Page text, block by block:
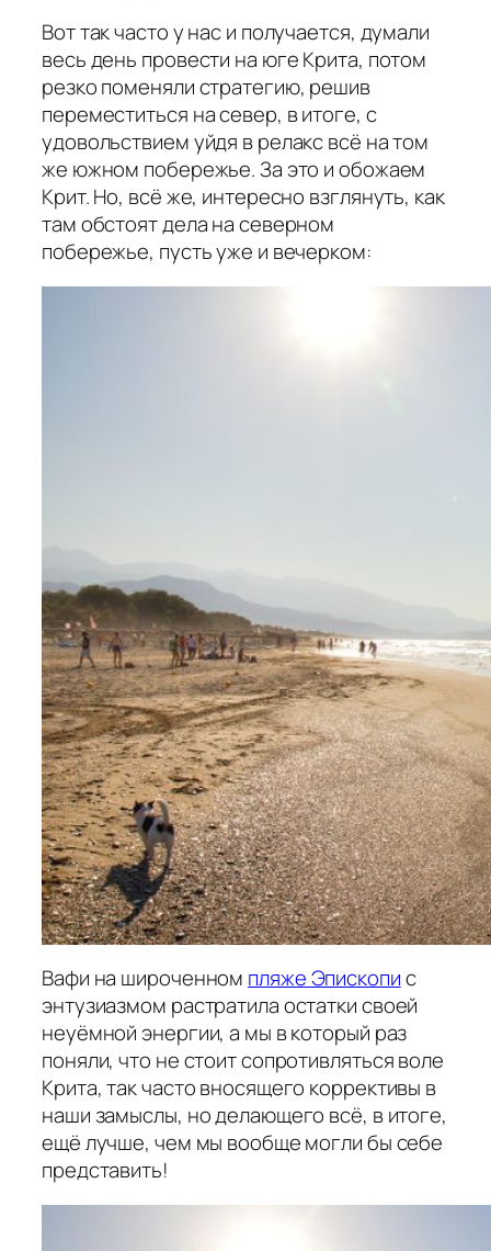
Вот так часто у нас и получается, думали
весь день провести на юге Крита, потом
резко поменяли стратегию, решив
переместиться на север, в итоге, с
удовольствием уйдя в релакс всё на том
же южном побережье. За это и обожаем
Крит. Но, всё же, интересно взглянуть, как
там обстоят дела на северном
побережье, пусть уже и вечерком:
Вафи на широченном пляже Эпископис
энтузиазмом растратила остатки своей
неуёмной энергии, а мы в который раз
поняли, что не стоит сопротивляться воле
Крита, так часто вносящего коррективы в
наши замыслы, но делающего всё, в итоге,
ещё лучше, чем мы вообще могли бы себе
представить!